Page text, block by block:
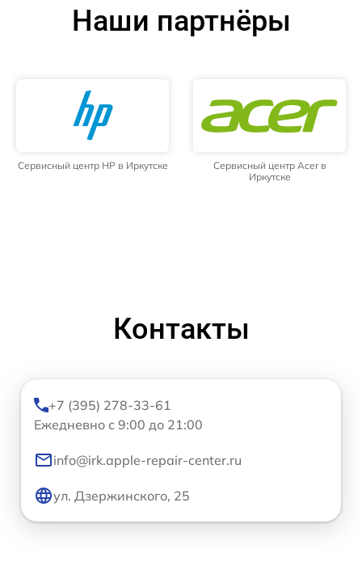
Наши партнёры
Сервисный центр HP в Иркутске
Сервисный центр Acer в
Иркутске
Контакты
+7 (395) 278-33-61
Ежедневно с 9:00 до 21:00
info@irk.apple-repair-center.ru
ул. Дзержинского, 25